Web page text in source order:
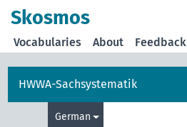
Skosmos
Vocabularies About Feedback
HWWA-Sachsystematik
German